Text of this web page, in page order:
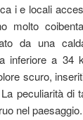
i e locali
molto
da una
inferiore a 34
scuro,
peculiarità
nel paesaggio.